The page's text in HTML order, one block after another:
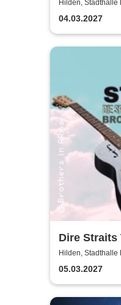
Hilden, Stadthalle
04.03.2027
Dire Straits
Brothers in
Hilden, Stadthalle
05.03.2027